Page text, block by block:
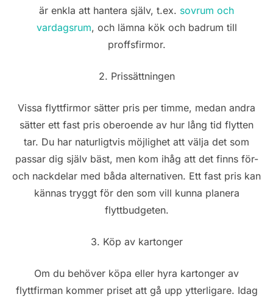
är enkla att hantera själv, t.ex. sovrum och
vardagsrum, och lämna kök och badrum till
proffsfirmor.
2. Prissättningen
Vissa flyttfirmor sätter pris per timme, medan andra
sätter ett fast pris oberoende av hur lång tid flytten
tar. Du har naturligtvis möjlighet att välja det som
passar dig själv bäst, men kom ihåg att det finns för-
och nackdelar med båda alternativen. Ett fast pris kan
kännas tryggt för den som vill kunna planera
flyttbudgeten.
3. Köp av kartonger
Om du behöver köpa eller hyra kartonger av
flyttfirman kommer priset att gå upp ytterligare. Idag